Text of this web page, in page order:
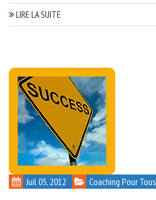
LIRE LA SUITE
Juil 05, 2012 Coaching Pour Tous